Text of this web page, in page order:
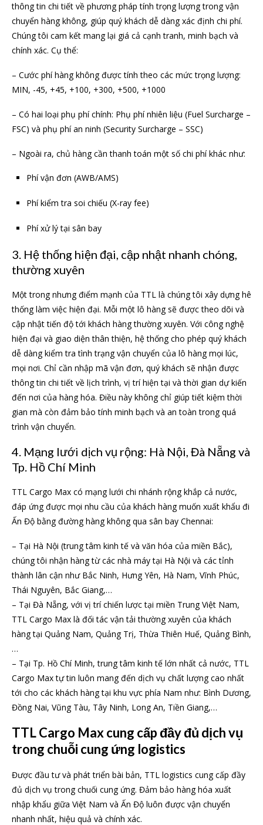
thông tin chi tiết về phương pháp tính trọng lượng trong vận
chuyển hàng không, giúp quý khách dễ dàng xác định chi phí.
Chúng tôi cam kết mang lại giá cả cạnh tranh, minh bạch và
chính xác. Cụ thể:
– Cước phí hàng không được tính theo các mức trọng lượng:
MIN, -45, +45, +100, +300, +500, +1000
– Có hai loại phụ phí chính: Phụ phí nhiên liệu (Fuel Surcharge –
FSC) và phụ phí an ninh (Security Surcharge – SSC)
– Ngoài ra, chủ hàng cần thanh toán một số chi phí khác như:
Phí vận đơn (AWB/AMS)
Phí kiểm tra soi chiếu (X-ray fee)
Phí xử lý tại sân bay
3. Hệ thống hiện đại, cập nhật nhanh chóng,
thường xuyên
Một trong nhưng điểm mạnh của TTL là chúng tôi xây dựng hê
thống làm việc hiện đại. Mỗi một lô hàng sẽ được theo dõi và
cập nhật tiến độ tới khách hàng thường xuyên. Với công nghệ
hiện đại và giao diện thân thiện, hệ thống cho phép quý khách
dễ dàng kiểm tra tình trạng vận chuyển của lô hàng mọi lúc,
mọi nơi. Chỉ cần nhập mã vận đơn, quý khách sẽ nhận được
thông tin chi tiết về lịch trình, vị trí hiện tại và thời gian dự kiến
đến nơi của hàng hóa. Điều này không chỉ giúp tiết kiệm thời
gian mà còn đảm bảo tính minh bạch và an toàn trong quá
trình vận chuyển.
4. Mạng lưới dịch vụ rộng: Hà Nội, Đà Nẵng và
Tp. Hồ Chí Minh
TTL Cargo Max có mạng lưới chi nhánh rộng khắp cả nước,
đáp ứng được mọi nhu cầu của khách hàng muốn xuất khẩu đi
Ấn Độ bằng đường hàng không qua sân bay Chennai:
– Tại Hà Nội (trung tâm kinh tế và văn hóa của miền Bắc),
chúng tôi nhận hàng từ các nhà máy tại Hà Nội và các tỉnh
thành lân cận như Bắc Ninh, Hưng Yên, Hà Nam, Vĩnh Phúc,
Thái Nguyên, Bắc Giang,…
– Tại Đà Nẵng, với vị trí chiến lược tại miền Trung Việt Nam,
TTL Cargo Max là đối tác vận tải thường xuyên của khách
hàng tại Quảng Nam, Quảng Trị, Thừa Thiên Huế, Quảng Bình,
…
– Tại Tp. Hồ Chí Minh, trung tâm kinh tế lớn nhất cả nước, TTL
Cargo Max tự tin luôn mang đến dịch vụ chất lượng cao nhất
tới cho các khách hàng tại khu vực phía Nam như: Bình Dương,
Đồng Nai, Vũng Tàu, Tây Ninh, Long An, Tiền Giang,…
TTL Cargo Max cung cấp đầy đủ dịch vụ
trong chuỗi cung ứng logistics
Được đầu tư và phát triển bài bản, TTL logistics cung cấp đầy
đủ dịch vụ trong chuối cung ứng. Đảm bảo hàng hóa xuất
nhập khẩu giữa Việt Nam và Ấn Độ luôn được vận chuyển
nhanh nhất, hiệu quả và chính xác.